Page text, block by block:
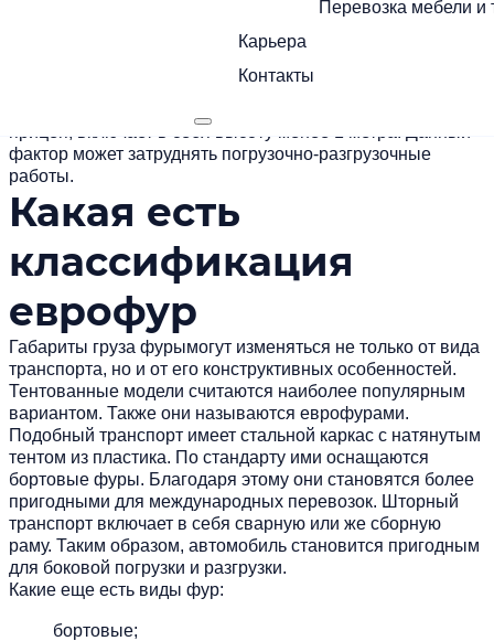
Перевозка мебели и
Карьера
Контакты
Высота автомобиля составляет около 2,45 — 2,7 м.
Однако также существуют автомобили с низкой посадкой.
Они предназначены для того, чтобы транспортировать
фактор может затруднять погрузочно-разгрузочные
работы.
Какая есть
классификация
еврофур
Габариты груза фурымогут изменяться не только от вида
транспорта, но и от его конструктивных особенностей.
Тентованные модели считаются наиболее популярным
вариантом. Также они называются еврофурами.
Подобный транспорт имеет стальной каркас с натянутым
тентом из пластика. По стандарту ими оснащаются
бортовые фуры. Благодаря этому они становятся более
пригодными для международных перевозок. Шторный
транспорт включает в себя сварную или же сборную
раму. Таким образом, автомобиль становится пригодным
для боковой погрузки и разгрузки.
Какие еще есть виды фур:
бортовые;